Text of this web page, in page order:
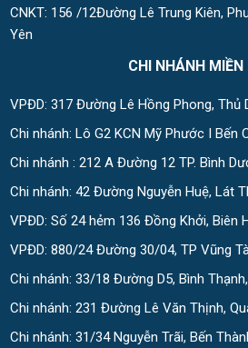
CNKT: 156 /12Đường Lê Trung Kiên,
Yên
CHI NHÁNH MIỀN
VPĐD: 317 Đường Lê Hồng Phong, Thủ
Chi nhánh: Lô G2 KCN Mỹ Phước I Bến
Chi nhánh : 212 A Đường 12 TP. Bình
Chi nhánh: 42 Đường Nguyễn Huệ, Lát
VPĐD: Số 24 hẻm 136 Đồng Khởi, Biên
VPĐD: 880/24 Đường 30/04, TP Vũng
Chi nhánh: 33/18 Đường D5, Bình Thạnh,
Chi nhánh: 231 Đường Lê Văn Thịnh,
Chi nhánh: 31/34 Nguyễn Trãi, Bến